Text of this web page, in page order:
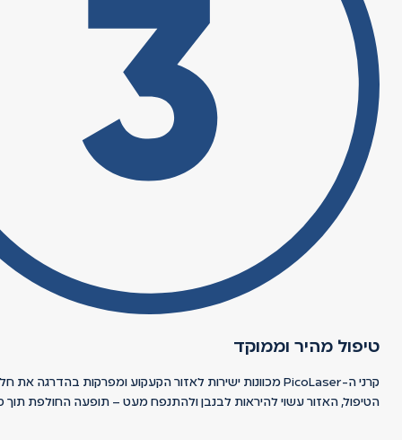
טיפול מהיר וממוקד
הטיפול, האזור עשוי להיראות לבנבן ולהתנפח מעט – תופעה החולפת